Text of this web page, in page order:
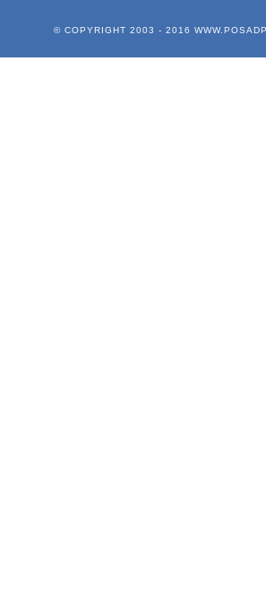
© COPYRIGHT 2003 - 2016